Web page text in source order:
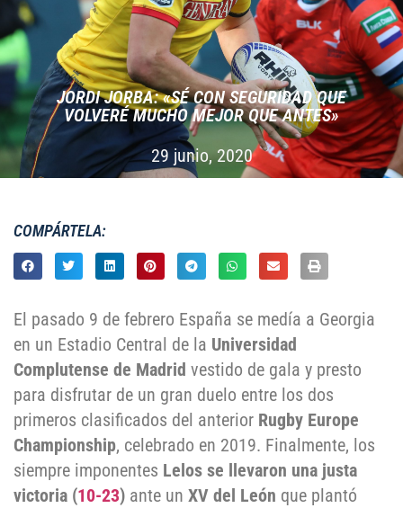
JORDI JORBA: «SÉ CON SEGURIDAD QUE
VOLVERÉ MUCHO MEJOR QUE ANTES»
29 junio, 2020
COMPÁRTELA:
El pasado 9 de febrero España se medía a Georgia
en un Estadio Central de la Universidad
Complutense de Madrid vestido de gala y presto
para disfrutar de un gran duelo entre los dos
primeros clasificados del anterior Rugby Europe
Championship, celebrado en 2019. Finalmente, los
siempre imponentes Lelos se llevaron una justa
victoria (10-23) ante un XV del León que plantó